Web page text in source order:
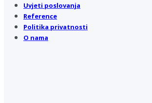
Uvjeti poslovanja
Reference
Politika privatnosti
O nama